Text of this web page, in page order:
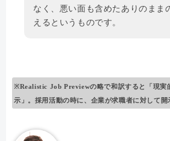
なく、悪い面も含めたありのまま
えるというものです。
※Realistic Job Previewの略で和訳すると「現実
示」。採用活動の時に、企業が求職者に対して開